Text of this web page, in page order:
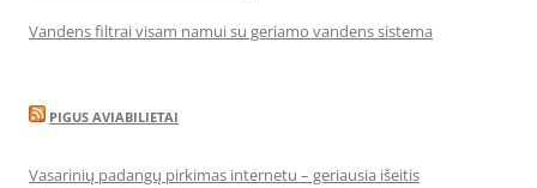
Vandens filtrai visam namui su geriamo vandens sistema
PIGUS AVIABILIETAI
Vasarinių padangų pirkimas internetu – geriausia išeitis